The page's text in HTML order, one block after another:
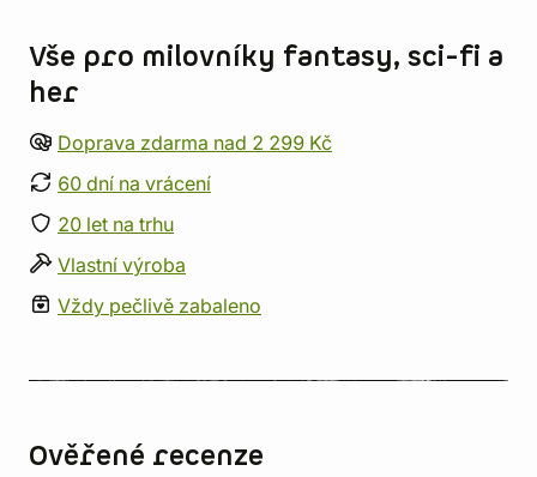
Vše pro milovníky fantasy, sci-fi a
her
Doprava zdarma nad 2 299 Kč
60 dní na vrácení
20 let na trhu
Vlastní výroba
Vždy pečlivě zabaleno
Ověřené recenze